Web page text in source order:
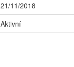
21/11/2018
Aktivní